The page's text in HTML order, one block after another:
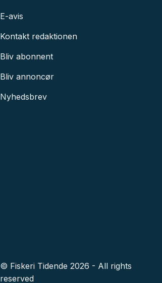
E-avis
Kontakt redaktionen
Bliv abonnent
Bliv annoncør
Nyhedsbrev
© Fiskeri Tidende 2026 - All rights
reserved